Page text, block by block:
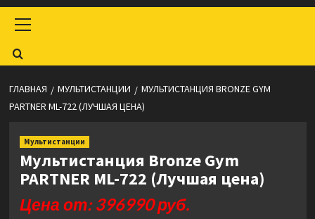
меню
ГЛАВНАЯ МУЛЬТИСТАНЦИИ
МУЛЬТИСТАНЦИЯ BRONZE GYM
PARTNER ML-722 (ЛУЧШАЯ ЦЕНА)
Мультистанции
Мультистанция Bronze Gym
PARTNER ML-722 (Лучшая цена)
Цена от: 396990 руб.